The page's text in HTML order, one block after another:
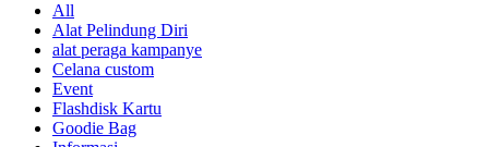
All
Alat Pelindung Diri
alat peraga kampanye
Celana custom
Event
Flashdisk Kartu
Goodie Bag